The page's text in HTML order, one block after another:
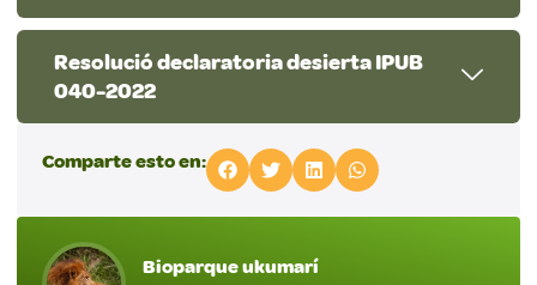
Resolució declaratoria desierta IPUB
040-2022
Comparte esto en:
Bioparque ukumarí